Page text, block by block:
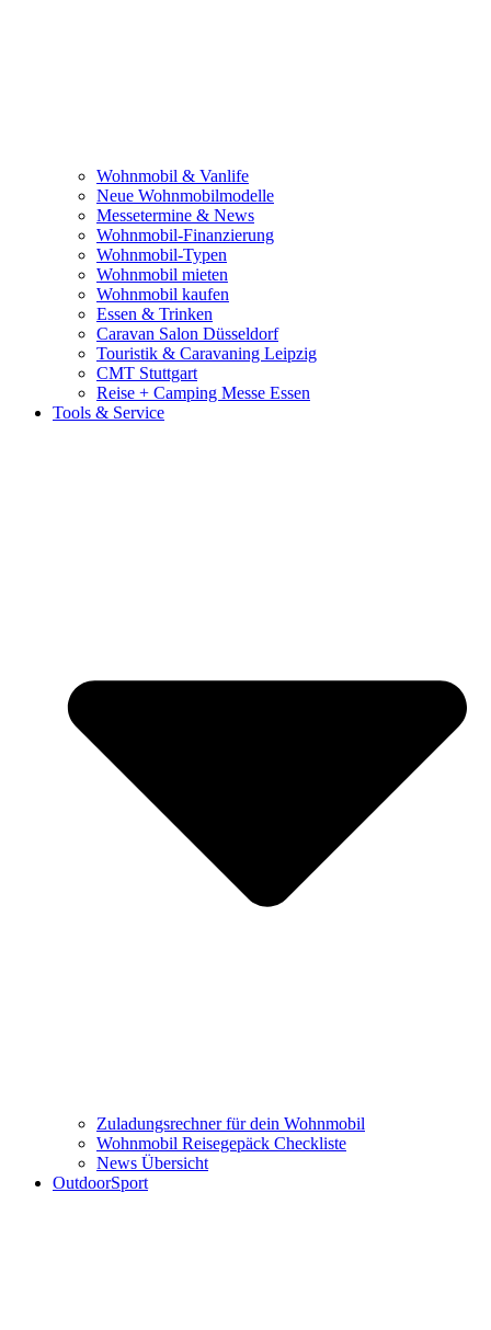
Wohnmobil & Vanlife
Neue Wohnmobilmodelle
Messetermine & News
Wohnmobil-Finanzierung
Wohnmobil-Typen
Wohnmobil mieten
Wohnmobil kaufen
Essen & Trinken
Caravan Salon Düsseldorf
Touristik & Caravaning Leipzig
CMT Stuttgart
Reise + Camping Messe Essen
Tools & Service
Zuladungsrechner für dein Wohnmobil
Wohnmobil Reisegepäck Checkliste
News Übersicht
OutdoorSport